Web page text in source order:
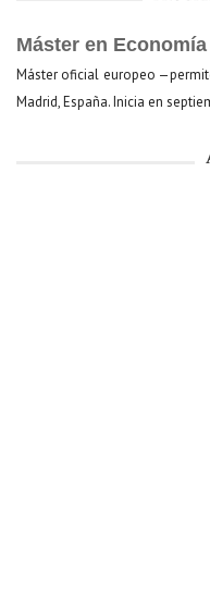
Máster en
Máster oficial europeo
Madrid, España. Inicia en